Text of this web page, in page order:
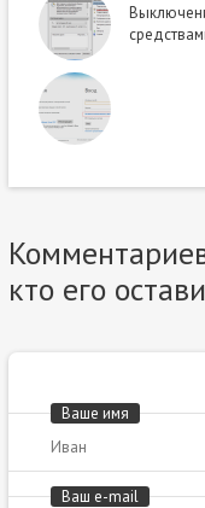
кто его
Ваше имя
Ваш e-mail